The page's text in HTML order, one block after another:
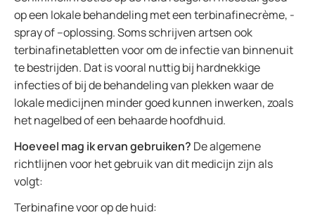
op een lokale behandeling met een terbinafinecrème, -
spray of –oplossing. Soms schrijven artsen ook
terbinafinetabletten voor om de infectie van binnenuit
te bestrijden. Dat is vooral nuttig bij hardnekkige
infecties of bij de behandeling van plekken waar de
lokale medicijnen minder goed kunnen inwerken, zoals
het nagelbed of een behaarde hoofdhuid.
Hoeveel mag ik ervan gebruiken? De algemene
richtlijnen voor het gebruik van dit medicijn zijn als
volgt:
Terbinafine voor op de huid: